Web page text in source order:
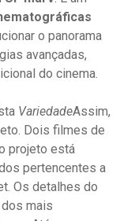
o panorama
avançadas,
do cinema.
VariedadeAssim,
Dois filmes de
projeto está
pertencentes a
Os detalhes do
mais